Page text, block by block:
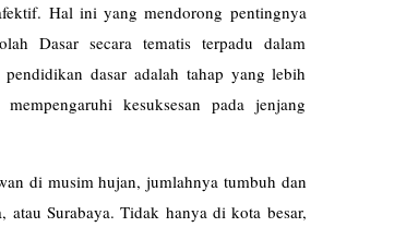
Hal ini yang mendorong pentingnya
Dasar secara tematis terpadu dalam
dasar adalah tahap yang lebih
kesuksesan pada jenjang
di musim hujan, jumlahnya tumbuh dan
atau Surabaya. Tidak hanya di kota besar,